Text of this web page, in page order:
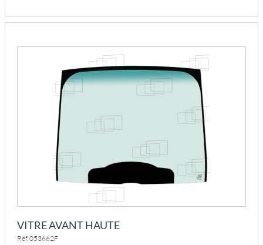
VITRE AVANT HAUTE
Réf. 053662F